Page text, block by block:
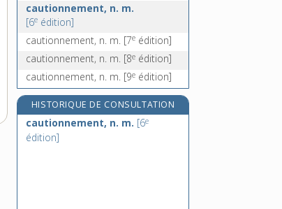
cautionnement, n. m.
[6e édition]
cautionnement, n. m. [7e édition]
cautionnement, n. m. [8e édition]
cautionnement, n. m. [9e édition]
HISTORIQUE DE CONSULTATION
cautionnement, n. m. [6e
édition]